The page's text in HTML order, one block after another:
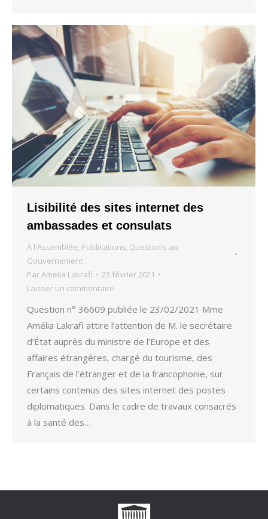
Lisibilité des sites internet des
ambassades et consulats
À l'Assemblée, Publications, Questions au
Gouvernement
ParAmelia Lakrafi
23 février 2021
Laisser un commentaire
Question n° 36609 publiée le 23/02/2021 Mme
Amélia Lakrafi attire l’attention de M. le secrétaire
d’État auprès du ministre de l’Europe et des
affaires étrangères, chargé du tourisme, des
Français de l’étranger et de la francophonie, sur
certains contenus des sites internet des postes
diplomatiques. Dans le cadre de travaux consacrés
à la santé des…